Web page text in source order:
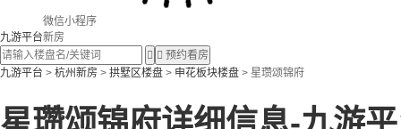
微信小程序
九游平台新房
  预约看房
九游平台 > 杭州新房 > 拱墅区楼盘 > 申花板块楼盘 > 星瓒颂锦府